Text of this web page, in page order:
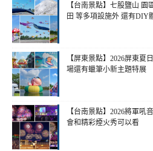
【台南景點】七股鹽山
田 等多項設施外 還有DIY
【屏東景點】2026屏東夏
場還有蠟筆小新主題特展
【台南景點】2026將軍吼
會和精彩煙火秀可以看